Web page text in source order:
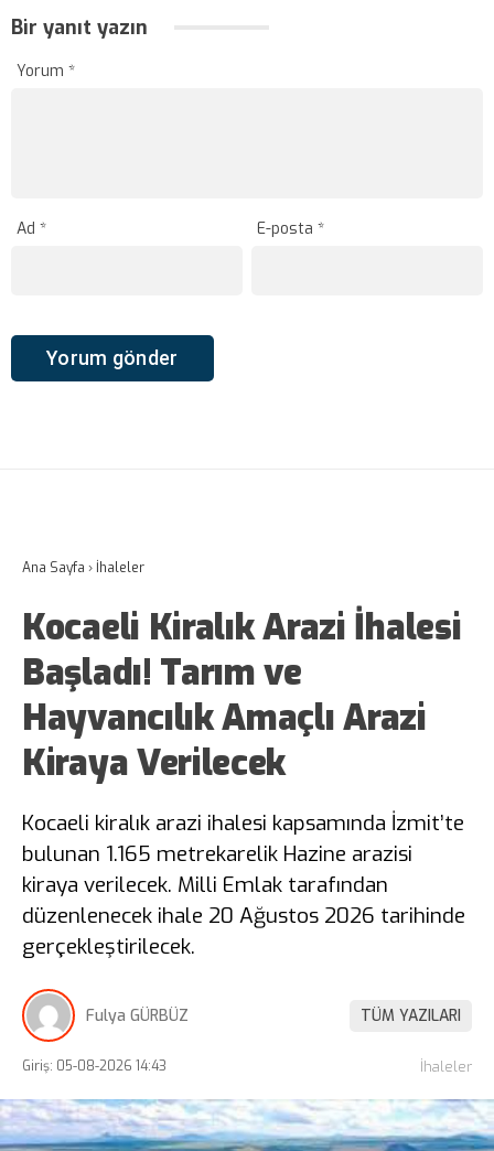
Bir yanıt yazın
Yorum *
Ad * E-posta*
Ana Sayfa › İhaleler
Kocaeli Kiralık Arazi İhalesi
Başladı! Tarım ve
Hayvancılık Amaçlı Arazi
Kiraya Verilecek
Kocaeli kiralık arazi ihalesi kapsamında İzmit’te
bulunan 1.165 metrekarelik Hazine arazisi
kiraya verilecek. Milli Emlak tarafından
düzenlenecek ihale 20 Ağustos 2026 tarihinde
gerçekleştirilecek.
Fulya GÜRBÜZ TÜM YAZILARI
Giriş: 05-08-2026 14:43 İhaleler